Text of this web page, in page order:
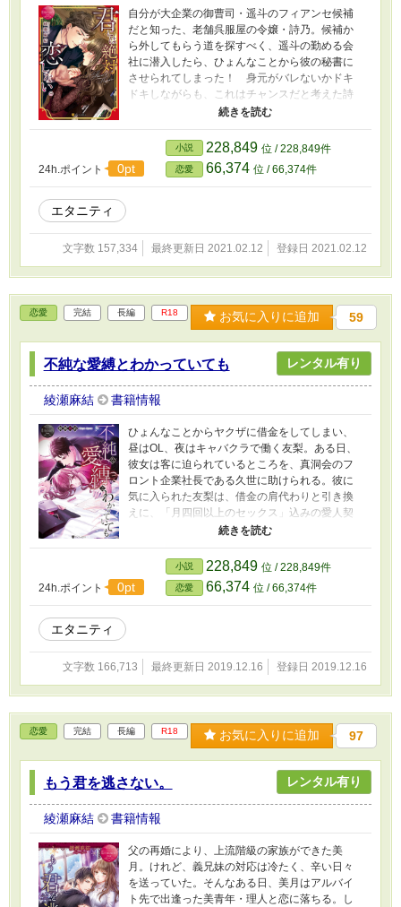
自分が大企業の御曹司・遥斗のフィアンセ候補
だと知った、老舗呉服屋の令嬢・詩乃。候補か
ら外してもらう道を探すべく、遥斗の勤める会
社に潜入したら、ひょんなことから彼の秘書に
させられてしまった！ 身元がバレないかドキ
ドキしながらも、これはチャンスだと考えた詩
乃は、遥斗が他の候補と結ばれるよう画策する
上がるよう動くものの、彼は詩乃のほうが気に
なるらしく、すべてを暴こうと迫ってきて
――。どうしても彼と結婚したくない令嬢と、
どうしても彼女を逃したくない御曹司の駆け引
24h.ポイント 0pt
小説 228,849 位 / 228,849件
恋愛 66,374 位 / 66,374件
エタニティ
文字数 157,334 最終更新日 2021.02.12 登録日 2021.02.12
恋愛 完結 長編 R18 お気に入りに追加 59
不純な愛縛とわかっていても レンタル有り
綾瀬麻結 書籍情報
ひょんなことからヤクザに借金をしてしまい、
昼はOL、夜はキャバクラで働く友梨。ある日、
彼女は客に迫られているところを、真洞会のフ
ロント企業社長である久世に助けられる。彼に
気に入られた友梨は、借金の肩代わりと引き換
えに、「月四回以上のセックス」込みの愛人契
約を持ち掛けられた。返済のため、仕方なく条
たこと以外は、紳士的に接してくる久世。次第
に彼に心もカラダも開いていく友梨だったが、
彼の住む世界は厳しく……
24h.ポイント 0pt
小説 228,849 位 / 228,849件
恋愛 66,374 位 / 66,374件
エタニティ
文字数 166,713 最終更新日 2019.12.16 登録日 2019.12.16
恋愛 完結 長編 R18 お気に入りに追加 97
もう君を逃さない。 レンタル有り
綾瀬麻結 書籍情報
父の再婚により、上流階級の家族ができた美
月。けれど、義兄妹の対応は冷たく、辛い日々
を送っていた。そんなある日、美月はアルバイ
ト先で出逢った美青年・理人と恋に落ちる。し